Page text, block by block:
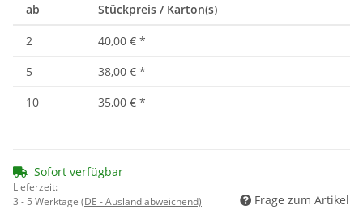
ab Stückpreis / Karton(s)
2 40,00 € *
5
38,00 € *
10
35,00 € *
Sofort verfügbar
Lieferzeit:
3 - 5 Werktage (DE - Ausland abweichend) Frage zum Artikel